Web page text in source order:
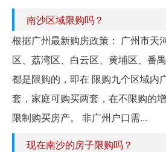
南沙区域限购吗？
根据广州最新购房政策： 广州市天
区、荔湾区、白云区、黄埔区、番
都是限购的，即在 限购九个区域内
套，家庭可购买两套，在不限购的
限制购买房产。 非广州户口需...
现在南沙的房子限购吗？